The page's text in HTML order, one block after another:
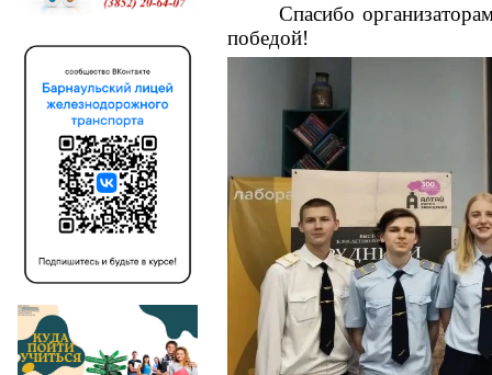
Спасибо
победой!